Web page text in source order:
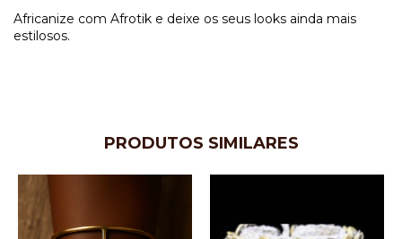
Africanize com Afrotik e deixe os seus looks ainda mais
estilosos.
PRODUTOS SIMILARES